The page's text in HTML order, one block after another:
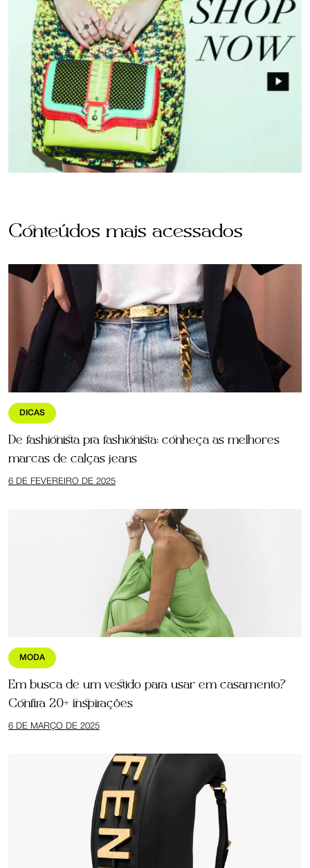
Conteúdos mais acessados
DICAS
De fashionista pra fashionista: conheça as melhores
marcas de calças jeans
6 DE FEVEREIRO DE 2025
MODA
Em busca de um vestido para usar em casamento?
Confira 20+ inspirações
6 DE MARÇO DE 2025